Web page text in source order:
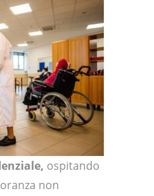
, ospitando
non